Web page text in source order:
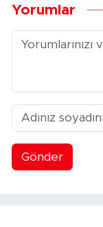
Yorumlar
Gönder